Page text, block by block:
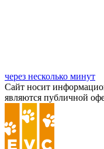
через несколько минут
Сайт носит
являются публичной